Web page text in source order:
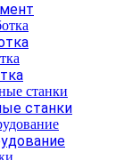
станки